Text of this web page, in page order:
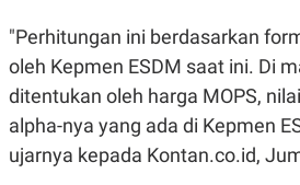
K
E
P
A
P
E
R
A
D
V
E
T
"Perhitungan ini berdasarkan
oleh Kepmen ESDM saat ini. Di
ditentukan oleh harga MOPS,
alpha-nya yang ada di Kepmen
ujarnya kepada Kontan.co.id,